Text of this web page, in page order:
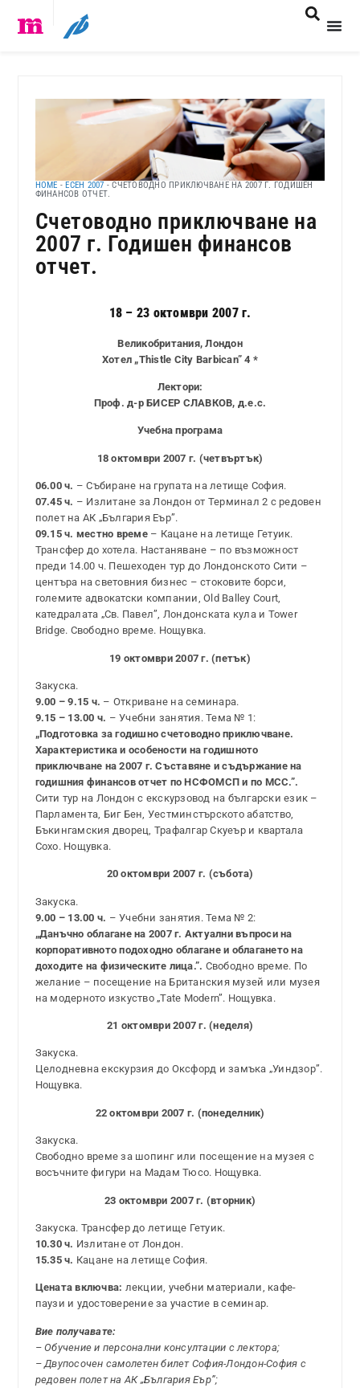
HOME - ЕСЕН 2007 -СЧЕТОВОДНО ПРИКЛЮЧВАНЕ НА 2007 Г. ГОДИШЕН
ФИНАНСОВ ОТЧЕТ.
Счетоводно приключване на
2007 г. Годишен финансов
отчет.
18 – 23 октомври 2007 г.
Великобритания, Лондон
Хотел „Thistle City Barbican” 4 *
Лектори:
Проф. д-р БИСЕР СЛАВКОВ, д.е.с.
Учебна програма
18 октомври 2007 г. (четвъртък)
06.00 ч. – Събиране на групата на летище София.
07.45 ч. – Излитане за Лондон от Терминал 2 с редовен
полет на АК „България Еър”.
09.15 ч. местно време– Кацане на летище Гетуик.
Трансфер до хотела. Настаняване – по възможност
преди 14.00 ч. Пешеходен тур до Лондонското Сити –
центъра на световния бизнес – стоковите борси,
големите адвокатски компании, Old Balley Court,
катедралата „Св. Павел”, Лондонската кула и Tower
Bridge. Свободно време. Нощувка.
19 октомври 2007 г. (петък)
Закуска.
9.00 – 9.15 ч. – Откриване на семинара.
9.15 – 13.00 ч. – Учебни занятия. Тема № 1:
„Подготовка за годишно счетоводно приключване.
Характеристика и особености на годишното
приключване на 2007 г. Съставяне и съдържание на
годишния финансов отчет по НСФОМСП и по МСС.”.
Сити тур на Лондон с екскурзовод на български език –
Парламента, Биг Бен, Уестминстърското абатство,
Бъкингамския дворец, Трафалгар Скуеър и квартала
Сохо. Нощувка.
20 октомври 2007 г. (събота)
Закуска.
9.00 – 13.00 ч. – Учебни занятия. Тема № 2:
„Данъчно облагане на 2007 г. Актуални въпроси на
корпоративното подоходно облагане и облагането на
доходите на физическите лица.”. Свободно време. По
желание – посещение на Британския музей или музея
на модерното изкуство „Tate Modern”. Нощувка.
21 октомври 2007 г. (неделя)
Закуска.
Целодневна екскурзия до Оксфорд и замъка „Уиндзор”.
Нощувка.
22 октомври 2007 г. (понеделник)
Закуска.
Свободно време за шопинг или посещение на музея с
восъчните фигури на Мадам Тюсо. Нощувка.
23 октомври 2007 г. (вторник)
Закуска. Трансфер до летище Гетуик.
10.30 ч. Излитане от Лондон.
15.35 ч. Кацане на летище София.
Цената включва: лекции, учебни материали, кафе-
паузи и удостоверение за участие в семинар.
Вие получавате:
– Обучение и персонални консултации с лектора;
– Двупосочен самолетен билет София-Лондон-София с
редовен полет на АК „България Еър”;